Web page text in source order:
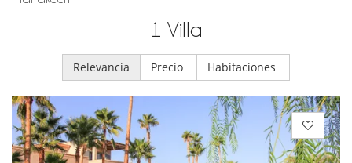
1 Villa
Relevancia Precio Habitaciones